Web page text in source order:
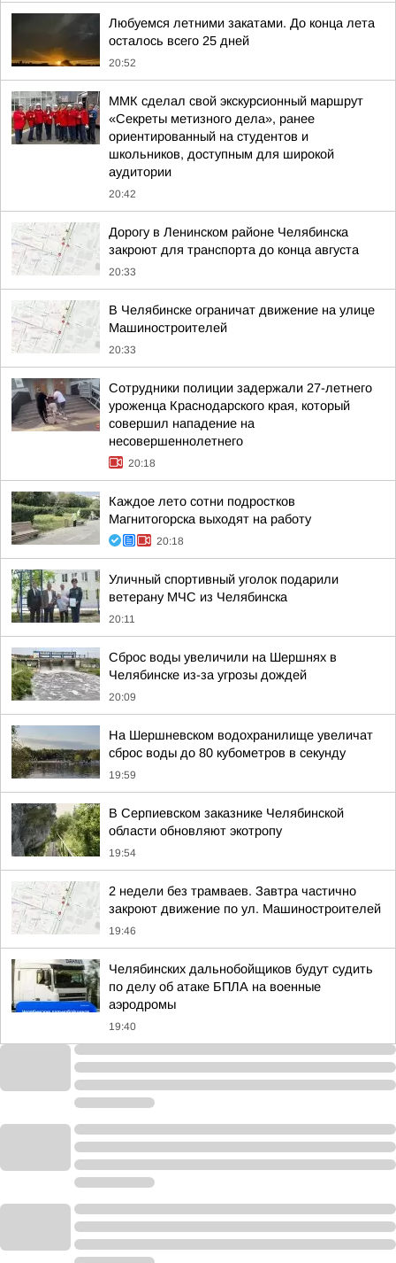
Любуемся летними закатами. До конца лета
осталось всего 25 дней
20:52
ММК сделал свой экскурсионный маршрут
«Секреты метизного дела», ранее
ориентированный на студентов и
школьников, доступным для широкой
аудитории
20:42
Дорогу в Ленинском районе Челябинска
закроют для транспорта до конца августа
20:33
В Челябинске ограничат движение на улице
Машиностроителей
20:33
Сотрудники полиции задержали 27-летнего
уроженца Краснодарского края, который
совершил нападение на
несовершеннолетнего
20:18
Каждое лето сотни подростков
Магнитогорска выходят на работу
20:18
Уличный спортивный уголок подарили
ветерану МЧС из Челябинска
20:11
Сброс воды увеличили на Шершнях в
Челябинске из-за угрозы дождей
20:09
На Шершневском водохранилище увеличат
сброс воды до 80 кубометров в секунду
19:59
В Серпиевском заказнике Челябинской
области обновляют экотропу
19:54
2 недели без трамваев. Завтра частично
закроют движение по ул. Машиностроителей
19:46
Челябинских дальнобойщиков будут судить
по делу об атаке БПЛА на военные
аэродромы
19:40